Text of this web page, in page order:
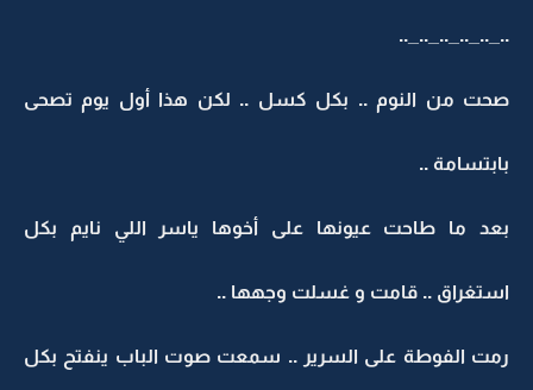
.._.._.._.._.._..
صحت من النوم .. بكل كسل .. لكن هذا أول يوم تصحى
بابتسامة ..
بعد ما طاحت عيونها على أخوها ياسر اللي نايم بكل
استغراق .. قامت و غسلت وجهها ..
رمت الفوطة على السرير .. سمعت صوت الباب ينفتح بكل